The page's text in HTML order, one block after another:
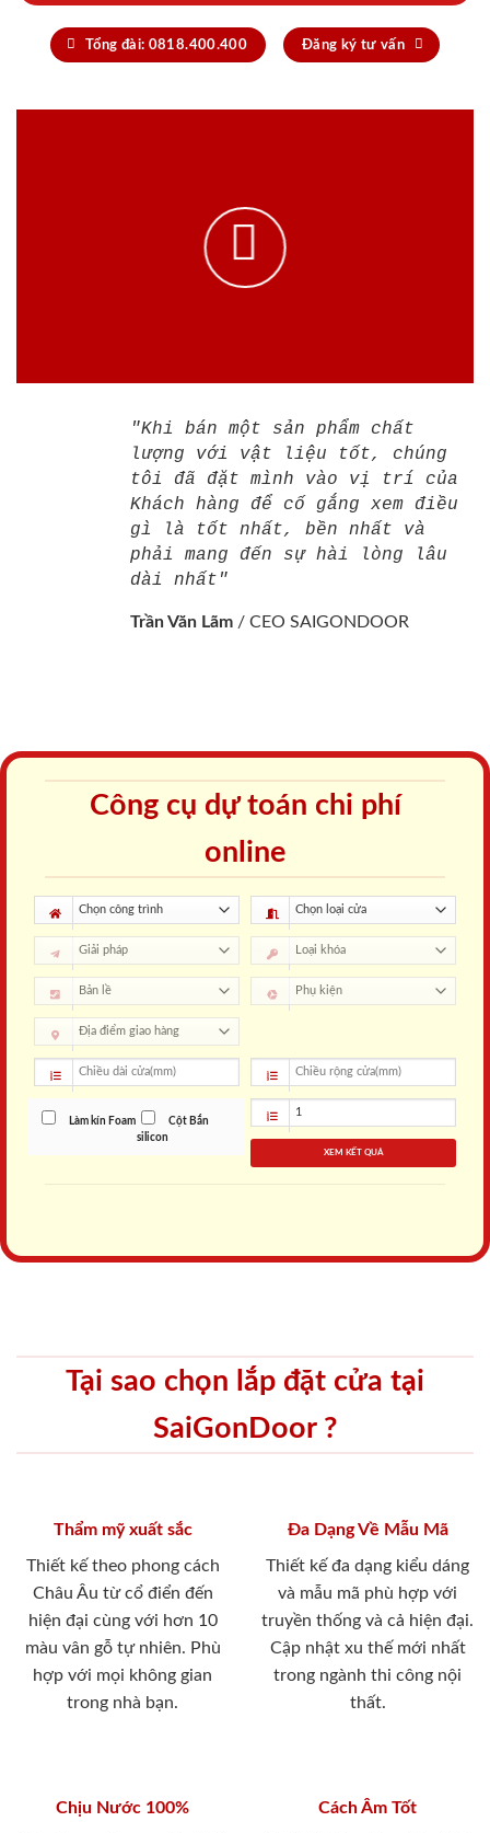
Tổng đài: 0818.400.400 Đăng ký tư vấn
"Khi bán một sản phẩm chất
lượng với vật liệu tốt, chúng
tôi đã đặt mình vào vị trí của
Khách hàng để cố gắng xem điều
gì là tốt nhất, bền nhất và
phải mang đến sự hài lòng lâu
dài nhất"
Trần Văn Lãm / CEO SAIGONDOOR
Công cụ dự toán chi phí
online
Làm kín Foam
Cột Bắn
silicon
XEM KẾT QUẢ
Tại sao chọn lắp đặt cửa tại
SaiGonDoor ?
Thẩm mỹ xuất sắc
Thiết kế theo phong cách
Châu Âu từ cổ điển đến
hiện đại cùng với hơn 10
màu vân gỗ tự nhiên. Phù
hợp với mọi không gian
trong nhà bạn.
Đa Dạng Về Mẫu Mã
Thiết kế đa dạng kiểu dáng
và mẫu mã phù hợp với
truyền thống và cả hiện đại.
Cập nhật xu thế mới nhất
trong ngành thi công nội
thất.
Chịu Nước 100% Cách Âm Tốt